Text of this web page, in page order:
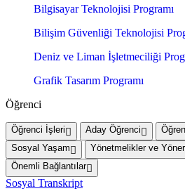
Bilgisayar Teknolojisi Programı
Bilişim Güvenliği Teknolojisi
Deniz ve Liman İşletmeciliği
Grafik Tasarım Programı
Öğrenci
Öğrenci İşleri Aday Öğrenci
Sosyal Yaşam
Yönetmelikler ve
Önemli Bağlantılar
Sosyal Transkript